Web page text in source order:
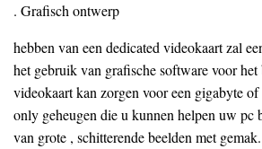
. Grafisch ontwerp
hebben van een dedicated videokaart zal
het gebruik van grafische software voor
videokaart kan zorgen voor een gigabyte
only geheugen die u kunnen helpen uw pc
van grote , schitterende beelden met